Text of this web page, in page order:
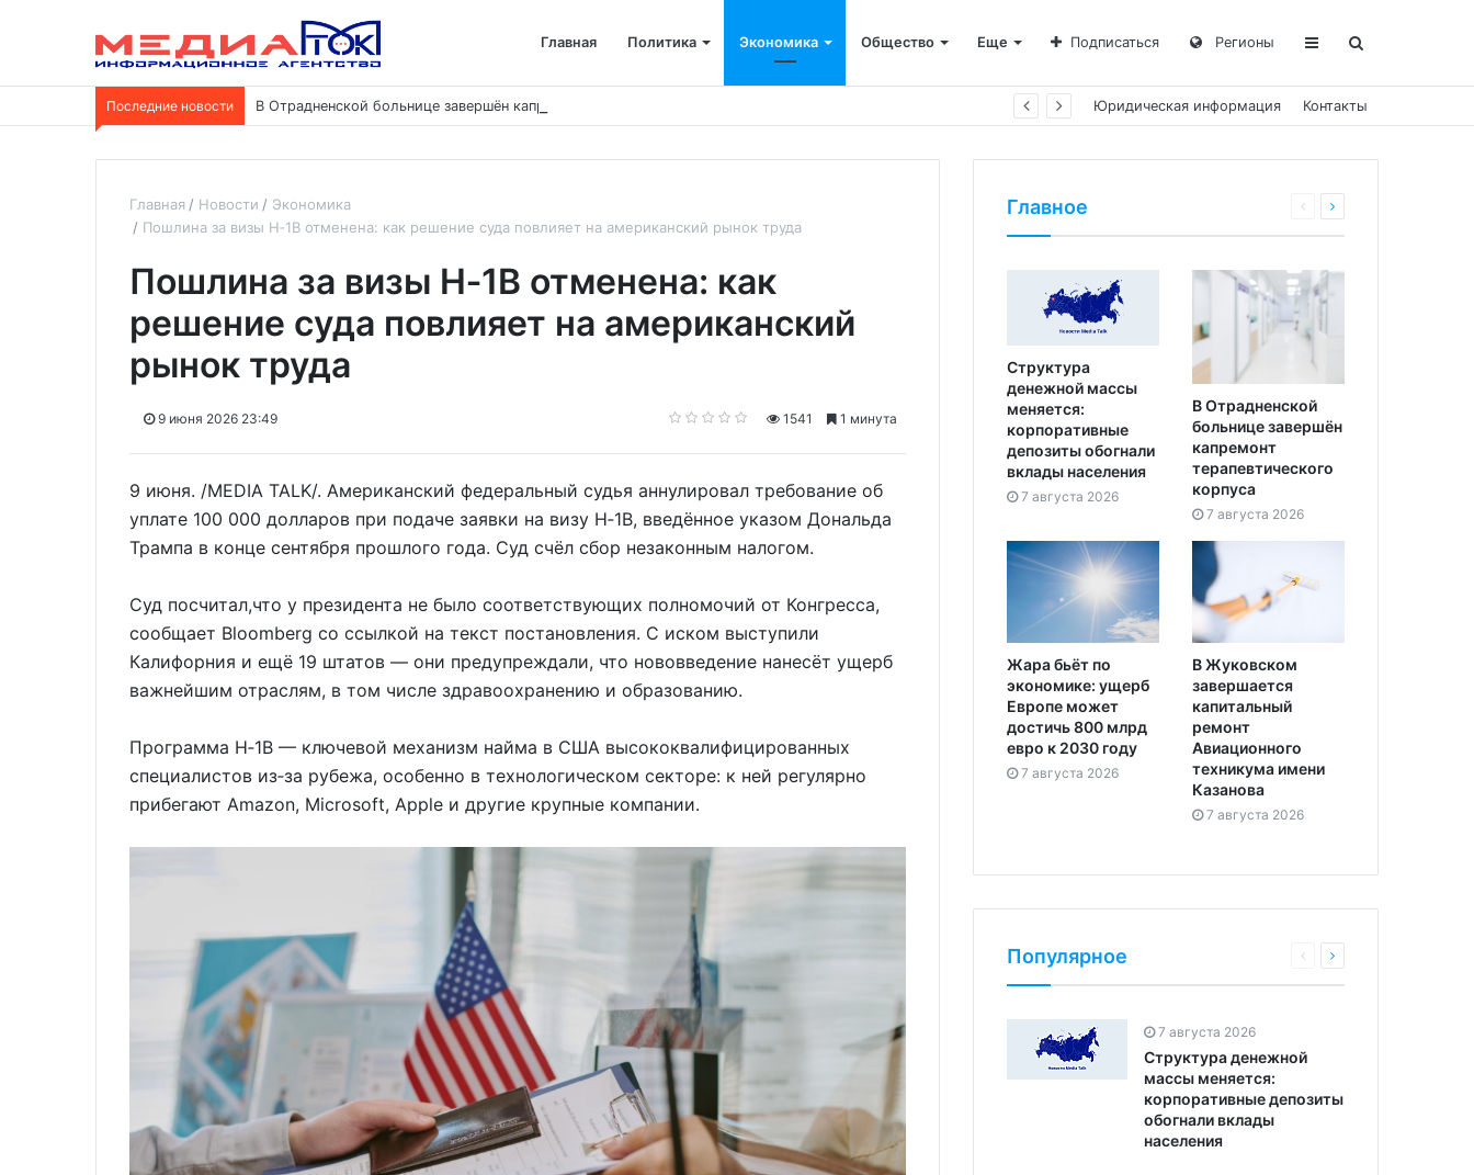
Главная Политика Экономика Общество Еще Подписаться Регионы
Последние новости В Отрадненской больнице завершён капремонт терапевтического корпуса Юридическая информация Контакты
Главная Новости
Экономика
Пошлина за визы H‑1B отменена: как решение суда повлияет на американский рынок труда
Пошлина за визы H‑1B отменена: как
решение суда повлияет на американский
рынок труда
9 июня 2026 23:49 1541 1 минута
9 июня. /MEDIA TALK/. Американский федеральный судья аннулировал требование об
уплате 100 000 долларов при подаче заявки на визу H‑1B, введённое указом Дональда
Трампа в конце сентября прошлого года. Суд счёл сбор незаконным налогом.
Суд посчитал,что у президента не было соответствующих полномочий от Конгресса,
сообщает Bloomberg со ссылкой на текст постановления. С иском выступили
Калифорния и ещё 19 штатов — они предупреждали, что нововведение нанесёт ущерб
важнейшим отраслям, в том числе здравоохранению и образованию.
Программа H‑1B — ключевой механизм найма в США высококвалифицированных
специалистов из‑за рубежа, особенно в технологическом секторе: к ней регулярно
прибегают Amazon, Microsoft, Apple и другие крупные компании.
Главное
Структура
денежной массы
меняется:
корпоративные
депозиты обогнали
вклады населения
7 августа 2026
В Отрадненской
больнице завершён
капремонт
терапевтического
корпуса
7 августа 2026
Жара бьёт по
экономике: ущерб
Европе может
достичь 800 млрд
евро к 2030 году
7 августа 2026
В Жуковском
завершается
капитальный
ремонт
Авиационного
техникума имени
Казанова
7 августа 2026
Популярное
7 августа 2026
Структура денежной
массы меняется:
корпоративные депозиты
обогнали вклады
населения